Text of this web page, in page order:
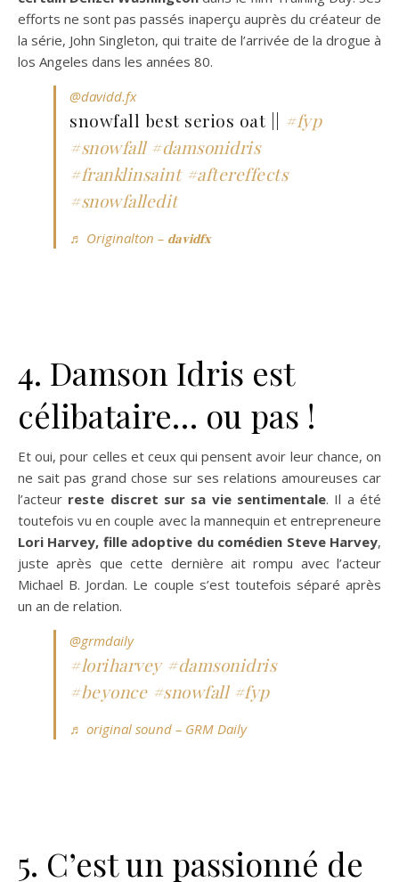
efforts ne sont pas passés inaperçu auprès du créateur de
la série, John Singleton, qui traite de l’arrivée de la drogue à
los Angeles dans les années 80.
@davidd.fx
snowfall best serios oat || #fyp
#snowfall #damsonidris
#franklinsaint #aftereffects
#snowfalledit
♬ Originalton – 𝐝𝐚𝐯𝐢𝐝𝐟𝐱
4. Damson Idris est
célibataire… ou pas !
Et oui, pour celles et ceux qui pensent avoir leur chance, on
ne sait pas grand chose sur ses relations amoureuses car
l’acteur reste discret sur sa vie sentimentale. Il a été
toutefois vu en couple avec la mannequin et entrepreneure
Lori Harvey, fille adoptive du comédien Steve Harvey,
juste après que cette dernière ait rompu avec l’acteur
Michael B. Jordan. Le couple s’est toutefois séparé après
un an de relation.
@grmdaily
#loriharvey #damsonidris
#beyonce #snowfall #fyp
♬ original sound – GRM Daily
5. C’est un passionné de